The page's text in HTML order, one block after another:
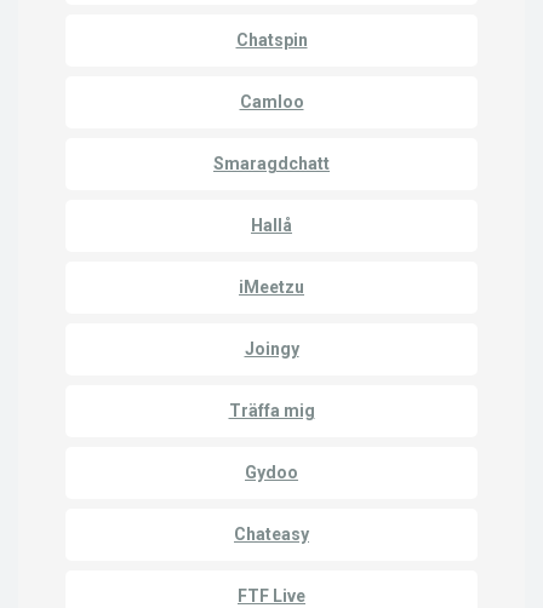
Chatspin
Camloo
Smaragdchatt
Hallå
iMeetzu
Joingy
Träffa mig
Gydoo
Chateasy
FTF Live